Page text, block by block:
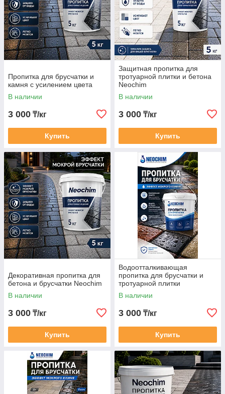
Пропитка для брусчатки и
камня с усилением цвета
В наличии
3 000 ₸/кг
Купить
Защитная пропитка для
тротуарной плитки и бетона
Neochim
В наличии
3 000 ₸/кг
Купить
Декоративная пропитка для
бетона и брусчатки Neochim
В наличии
3 000 ₸/кг
Купить
Водоотталкивающая
пропитка для брусчатки и
тротуарной плитки
В наличии
3 000 ₸/кг
Купить